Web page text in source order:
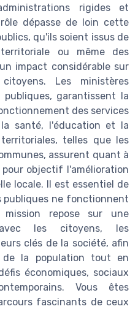
rigides et
dépasse de loin cette
qu'ils soient issus de
ou même des
impact considérable sur
Les ministères
garantissent la
des services
santé, l'éducation et la
telles que les
assurent quant à
objectif l'amélioration
locale. Il est essentiel de
publiques ne fonctionnent
repose sur une
les citoyens, les
clés de la société, afin
de la population tout en
économiques, sociaux
Vous êtes
fascinants de ceux